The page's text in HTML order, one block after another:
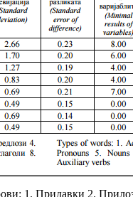
1. Придавки 2.